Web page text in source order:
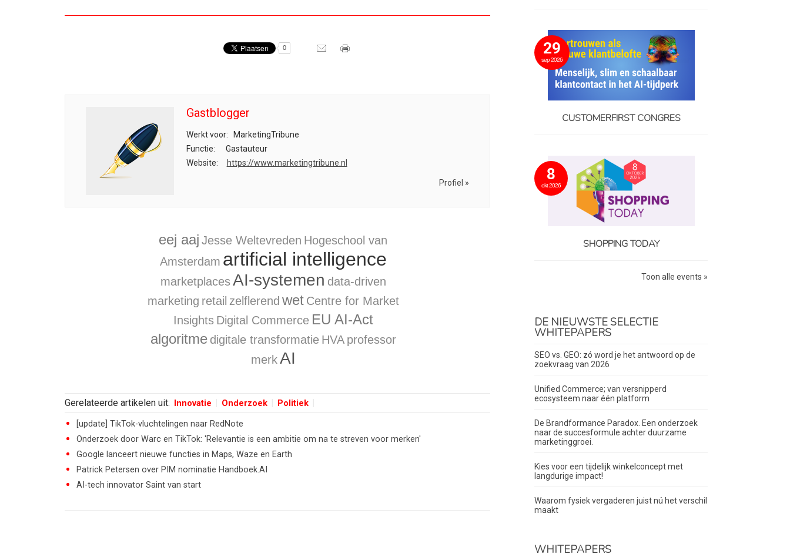
0
Gastblogger
Werkt voor:
MarketingTribune
Functie:
Gastauteur
Website:
https://www.marketingtribune.nl
Profiel »
eej aaj Jesse Weltevreden Hogeschool van
Amsterdam artificial intelligence
marketplacesAI-systemen data-driven
marketing retail zelflerend wet Centre for Market
Insights Digital Commerce EU AI-Act
algoritme digitale transformatie HVA professor
merkAI
Gerelateerde artikelen uit: Innovatie Onderzoek Politiek
[update] TikTok-vluchtelingen naar RedNote
Onderzoek door Warc en TikTok: 'Relevantie is een ambitie om na te streven voor merken'
Google lanceert nieuwe functies in Maps, Waze en Earth
Patrick Petersen over PIM nominatie Handboek.AI
AI-tech innovator Saint van start
29
sep 2026
CUSTOMERFIRST CONGRES
8
okt 2026
SHOPPING TODAY
Toon alle events »
DE NIEUWSTE SELECTIE
WHITEPAPERS
SEO vs. GEO: zó word je het antwoord op de
zoekvraag van 2026
Unified Commerce; van versnipperd
ecosysteem naar één platform
De Brandformance Paradox. Een onderzoek
naar de succesformule achter duurzame
marketinggroei.
Kies voor een tijdelijk winkelconcept met
langdurige impact!
Waarom fysiek vergaderen juist nú het verschil
maakt
WHITEPAPERS